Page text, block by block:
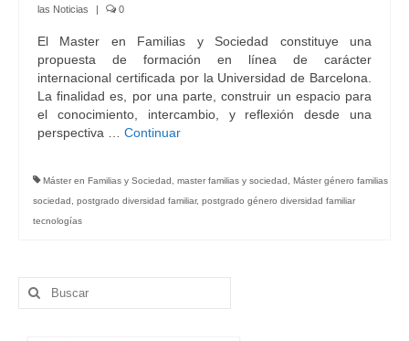
las Noticias
| 0
El Master en Familias y Sociedad constituye una
propuesta de formación en línea de carácter
internacional certificada por la Universidad de Barcelona.
La finalidad es, por una parte, construir un espacio para
el conocimiento, intercambio, y reflexión desde una
perspectiva … Continuar
Máster en Familias y Sociedad master familias y sociedad
Máster género familias
sociedad
postgrado diversidad familiar, postgrado género diversidad familiar
tecnologías
Buscar
por: